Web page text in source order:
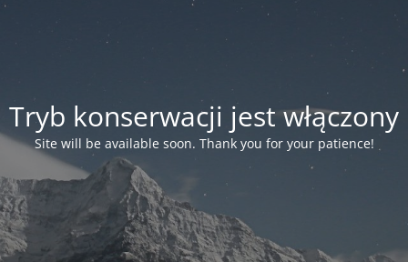
Tryb konserwacji jest włączony
Site will be available soon. Thank you for your patience!